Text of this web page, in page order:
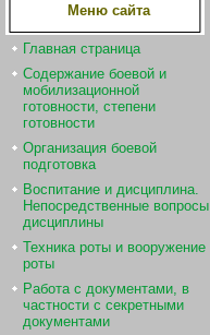
Меню сайта
Главная страница
Содержание боевой и
мобилизационной
готовности, степени
готовности
Организация боевой
подготовка
Воспитание и дисциплина.
Непосредственные вопросы
дисциплины
Техника роты и вооружение
роты
Работа с документами, в
частности с секретными
документами